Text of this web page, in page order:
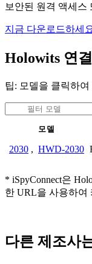
보안된 원격 액세스
지금 다운로드하세
Holowits 연
팁: 모델을 클릭하
모델
2030 , HWD-2030
* iSpyConnect은
한 URL을 사용하여
다른 제조사